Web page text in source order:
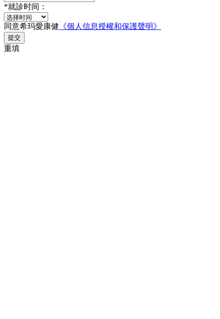
*就診时间：
同意希玛愛康健 《個人信息授權和保護聲明》
提交
重填